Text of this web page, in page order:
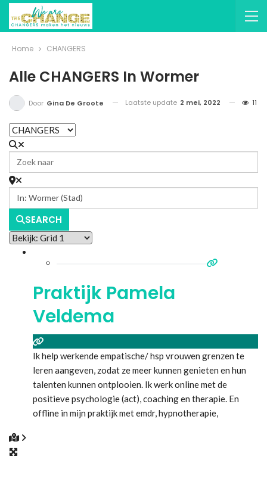
Home CHANGERS
Alle CHANGERS In Wormer
Door Gina De Groote Laatste update 2 mei, 2022 11
SEARCH
Praktijk Pamela
Veldema
Ik help werkende empatische/ hsp vrouwen grenzen te
leren aangeven, zodat ze meer kunnen genieten en hun
talenten kunnen ontplooien. Ik werk online met de
positieve psychologie (act), coaching en therapie. En
offline in mijn praktijk met emdr, hypnotherapie,